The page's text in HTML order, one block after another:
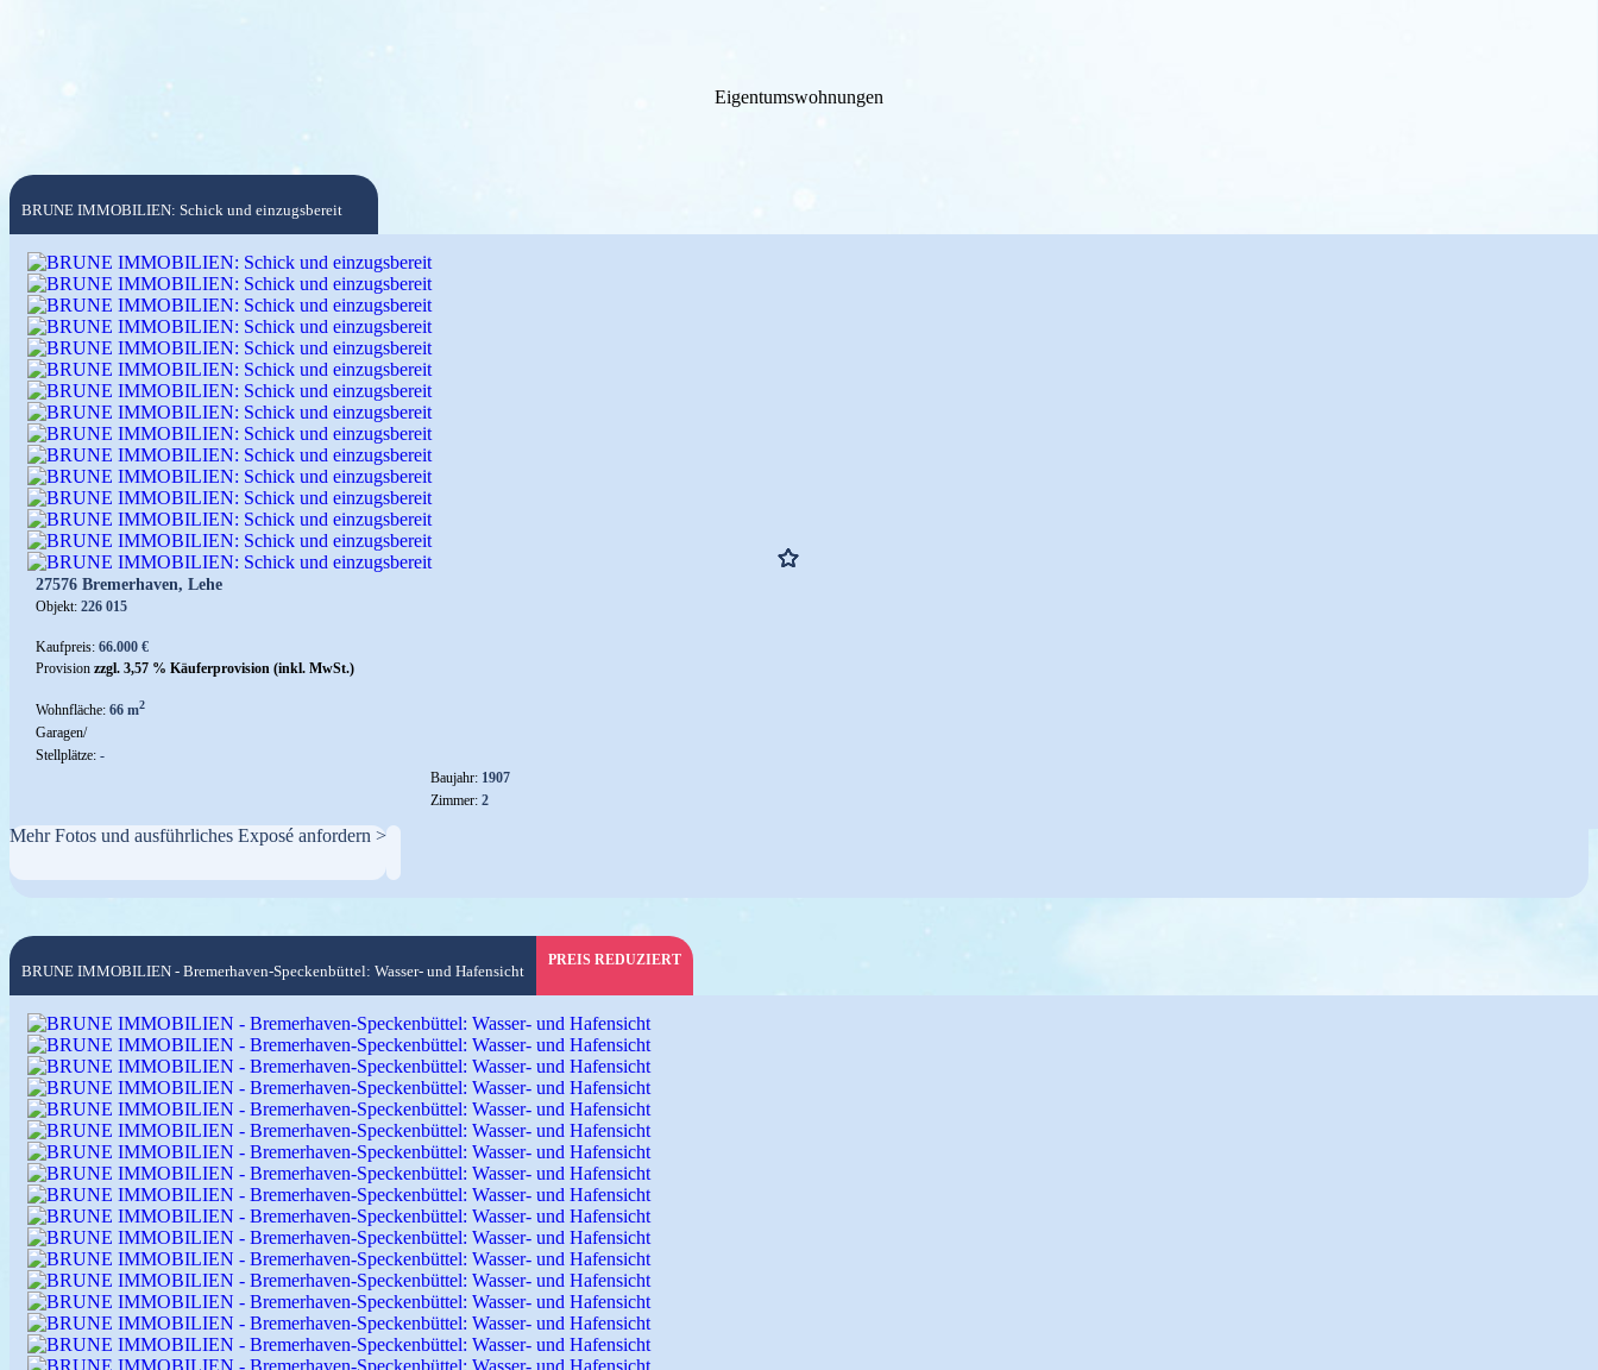
Eigentumswohnungen
BRUNE IMMOBILIEN: Schick und einzugsbereit
27576 Bremerhaven, Lehe
Objekt: 226 015
Kaufpreis: 66.000 €
Provision zzgl. 3,57 % Käuferprovision (inkl. MwSt.)
Wohnfläche: 66 m2
Garagen/
Stellplätze: -
Baujahr: 1907
Zimmer: 2
Mehr Fotos und ausführliches Exposé anfordern >
BRUNE IMMOBILIEN - Bremerhaven-Speckenbüttel: Wasser- und Hafensicht
PREIS REDUZIERT